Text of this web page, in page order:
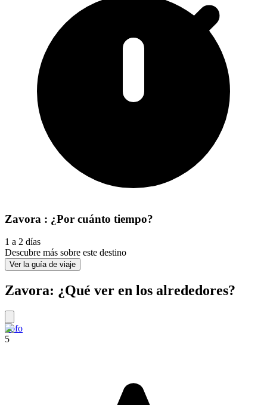
Zavora : ¿Por cuánto tiempo?
1 a 2 días
Descubre más sobre este destino
Ver la guía de viaje
Zavora: ¿Qué ver en los alrededores?
Tofo
5